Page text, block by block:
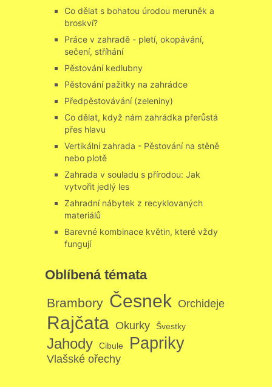
Co dělat s bohatou úrodou meruněk a
broskví?
Práce v zahradě - pletí, okopávání,
sečení, stříhání
Pěstování kedlubny
Pěstování pažitky na zahrádce
Předpěstovávání (zeleniny)
Co dělat, když nám zahrádka přerůstá
přes hlavu
Vertikální zahrada - Pěstování na stěně
nebo plotě
Zahrada v souladu s přírodou: Jak
vytvořit jedlý les
Zahradní nábytek z recyklovaných
materiálů
Barevné kombinace květin, které vždy
fungují
Oblíbená témata
Brambory Česnek Orchideje
Rajčata Okurky Švestky
Jahody Cibule Papriky
Vlašské ořechy